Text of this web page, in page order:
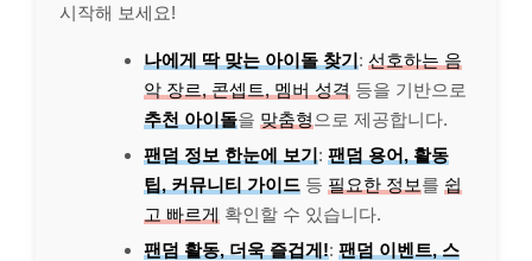
시작해 보세요!
나에게 딱 맞는 아이돌 찾기: 선호하는 음
악 장르, 콘셉트, 멤버 성격 등을 기반으로
추천 아이돌을 맞춤형 으로 제공합니다.
팬덤 정보 한눈에 보기: 팬덤 용어, 활동
팁, 커뮤니티 가이드 등 필요한 정보를 쉽
고 빠르게 확인할 수 있습니다.
팬덤 활동, 더욱 즐겁게!: 팬덤 이벤트, 스